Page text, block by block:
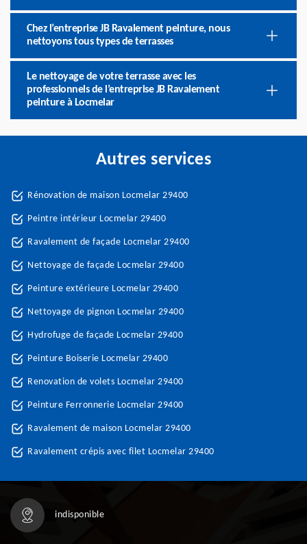
Chez l’entreprise JB Ravalement peinture, nous
nettoyons tous types de terrasses
Le nettoyage de votre terrasse avec les
professionnels de l’entreprise JB Ravalement
peinture à Locmelar
Autres services
Rénovation de maison Locmelar 29400
Peintre intérieur Locmelar 29400
Ravalement de façade Locmelar 29400
Nettoyage de façade Locmelar 29400
Peinture extérieure Locmelar 29400
Nettoyage de pignon Locmelar 29400
Hydrofuge de façade Locmelar 29400
Peinture Boiserie Locmelar 29400
Renovation de volets Locmelar 29400
Peinture Ferronnerie Locmelar 29400
Ravalement de maison Locmelar 29400
Ravalement crépis avec filet Locmelar 29400
indisponible